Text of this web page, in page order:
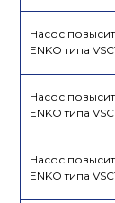
Насос
ENKO типа
Насос
ENKO типа
Насос
ENKO типа